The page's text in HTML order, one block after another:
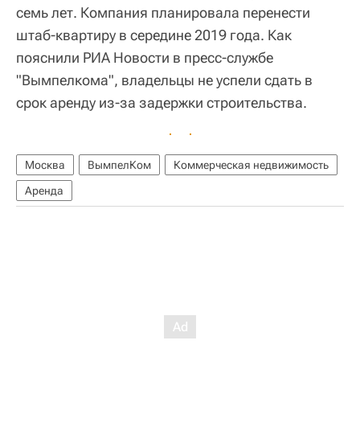
семь лет. Компания планировала перенести
штаб-квартиру в середине 2019 года. Как
пояснили РИА Новости в пресс-службе
"Вымпелкома", владельцы не успели сдать в
срок аренду из-за задержки строительства.
Москва ВымпелКом
Коммерческая недвижимость
Аренда